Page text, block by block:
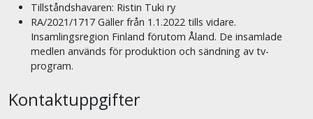
Tillståndshavaren: Ristin Tuki ry
RA/2021/1717 Gäller från 1.1.2022 tills vidare.
Insamlingsregion Finland förutom Åland. De insamlade
medlen används för produktion och sändning av tv-
program.
Kontaktuppgifter